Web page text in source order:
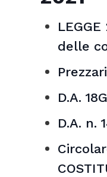
delle
D.A.
D.A. n.